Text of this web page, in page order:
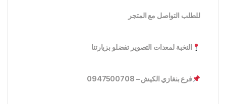
للطلب التواصل مع المتجر
النخبة لمعدات التصوير تفضلو بزيارتنا
فرع بنغازي الكيش – 0947500708